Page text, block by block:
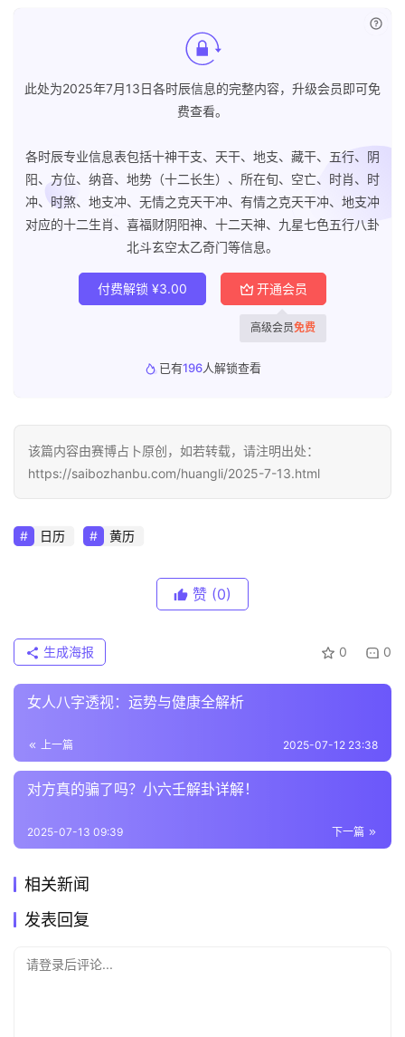
此处为2025年7月13日各时辰信息的完整内容，升级会员即可免
费查看。
各时辰专业信息表包括十神干支、天干、地支、藏干、五行、阴
阳、方位、纳音、地势（十二长生）、所在旬、空亡、时肖、时
冲、时煞、地支冲、无情之克天干冲、有情之克天干冲、地支冲
对应的十二生肖、喜福财阴阳神、十二天神、九星七色五行八卦
北斗玄空太乙奇门等信息。
付费解锁 ¥3.00 开通会员
高级会员免费
已有196人解锁查看
该篇内容由赛博占卜原创，如若转载，请注明出处：
https://saibozhanbu.com/huangli/2025-7-13.html
日历 黄历
赞 (0)
0 0
生成海报
女人八字透视：运势与健康全解析
上一篇 2025-07-12 23:38
对方真的骗了吗？小六壬解卦详解！
下一篇
2025-07-13 09:39
相关新闻
发表回复
请登录后评论...